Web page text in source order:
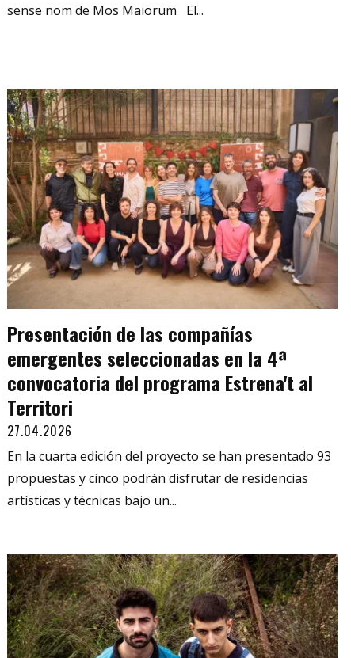
sense nom de Mos Maiorum El...
Presentación de las compañías
emergentes seleccionadas en la 4ª
convocatoria del programa Estrena't al
Territori
27.04.2026
En la cuarta edición del proyecto se han presentado 93
propuestas y cinco podrán disfrutar de residencias
artísticas y técnicas bajo un...